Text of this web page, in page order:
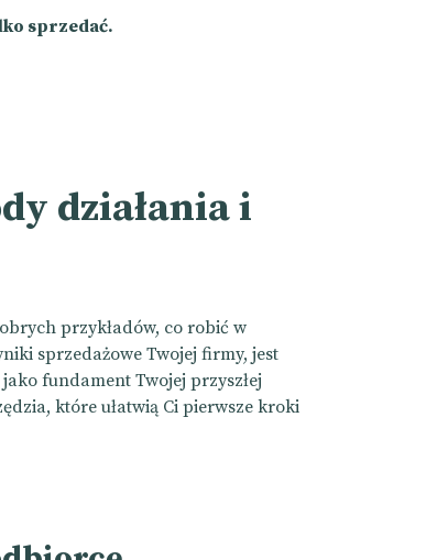
sprzedać.
działania i
przykładów, co robić w
sprzedażowe Twojej firmy, jest
fundament Twojej przyszłej
które ułatwią Ci pierwsze kroki